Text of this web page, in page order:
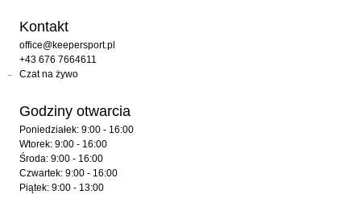
Kontakt
office@keepersport.pl
+43 676 7664611
Czat na żywo
Godziny otwarcia
Poniedziałek: 9:00 - 16:00
Wtorek: 9:00 - 16:00
Środa: 9:00 - 16:00
Czwartek: 9:00 - 16:00
Piątek: 9:00 - 13:00